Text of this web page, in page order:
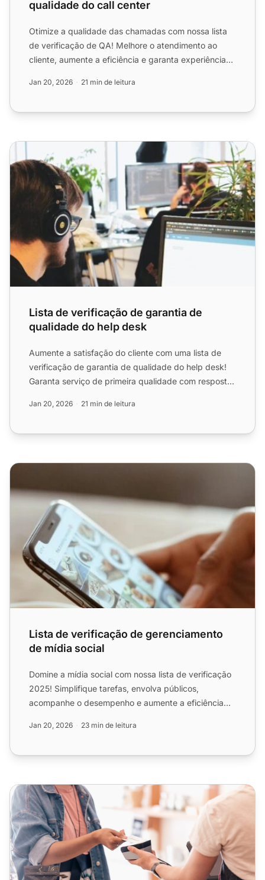
qualidade do call center
Otimize a qualidade das chamadas com nossa lista
de verificação de QA! Melhore o atendimento ao
cliente, aumente a eficiência e garanta experiências
Jan 20, 2026 21 min de leitura
Lista de verificação de garantia de qualidade do help
Lista de verificação de garantia de
qualidade do help desk
Aumente a satisfação do cliente com uma lista de
verificação de garantia de qualidade do help desk!
Garanta serviço de primeira qualidade com respostas
Jan 20, 2026 21 min de leitura
Lista de verificação de gerenciamento de mídia social
Lista de verificação de gerenciamento
de mídia social
Domine a mídia social com nossa lista de verificação
2025! Simplifique tarefas, envolva públicos,
acompanhe o desempenho e aumente a eficiência
Jan 20, 2026 23 min de leitura
Lista de verificação de habilidades de atendimento ao